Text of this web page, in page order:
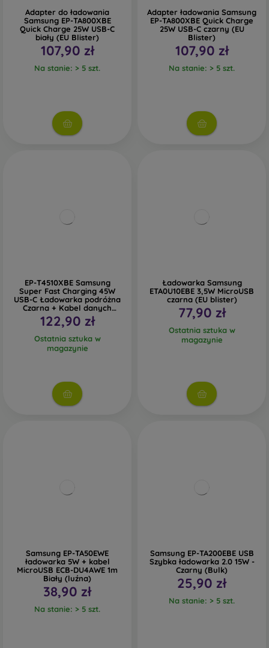
Adapter do ładowania
Samsung EP-TA800XBE
Quick Charge 25W USB-C
biały (EU Blister)
107,90 zł
Na stanie: > 5 szt.
Adapter ładowania Samsung
EP-TA800XBE Quick Charge
25W USB-C czarny (EU
Blister)
107,90 zł
Na stanie: > 5 szt.
EP-T4510XBE Samsung
Super Fast Charging 45W
USB-C Ładowarka podróżna
Czarna + Kabel danych
USB-C
122,90 zł
Ostatnia sztuka w
magazynie
Ładowarka Samsung
ETA0U10EBE 3,5W MicroUSB
czarna (EU blister)
77,90 zł
Ostatnia sztuka w
magazynie
Samsung EP-TA50EWE
ładowarka 5W + kabel
MicroUSB ECB-DU4AWE 1m
Biały (luźna)
38,90 zł
Na stanie: > 5 szt.
Samsung EP-TA200EBE USB
Szybka ładowarka 2.0 15W -
Czarny (Bulk)
25,90 zł
Na stanie: > 5 szt.